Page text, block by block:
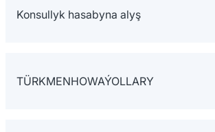
Konsullyk hasabyna alyş
TÜRKMENHOWAÝOLLARY